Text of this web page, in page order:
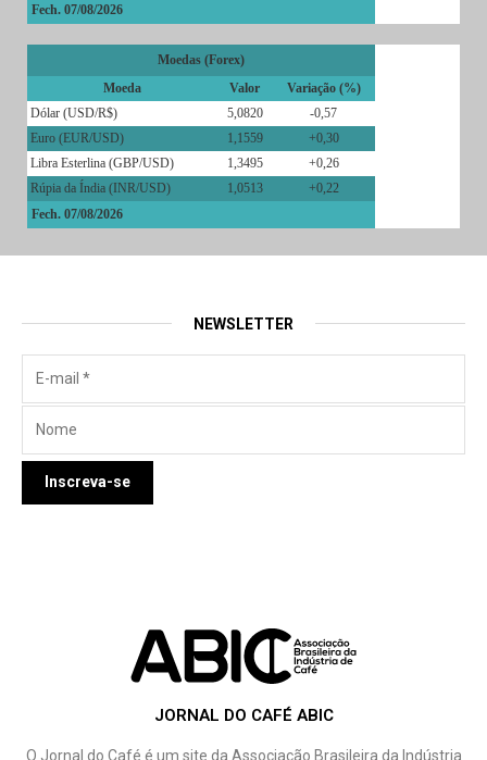
Fech. 07/08/2026
Moedas (Forex)
Moeda
Valor
Variação (%)
Dólar (USD/R$)
5,0820
-0,57
Euro (EUR/USD)
1,1559
+0,30
Libra Esterlina (GBP/USD)
1,3495
+0,26
Rúpia da Índia (INR/USD)
1,0513
+0,22
Fech. 07/08/2026
NEWSLETTER
JORNAL DO CAFÉ ABIC
O Jornal do Café é um site da Associação Brasileira da Indústria